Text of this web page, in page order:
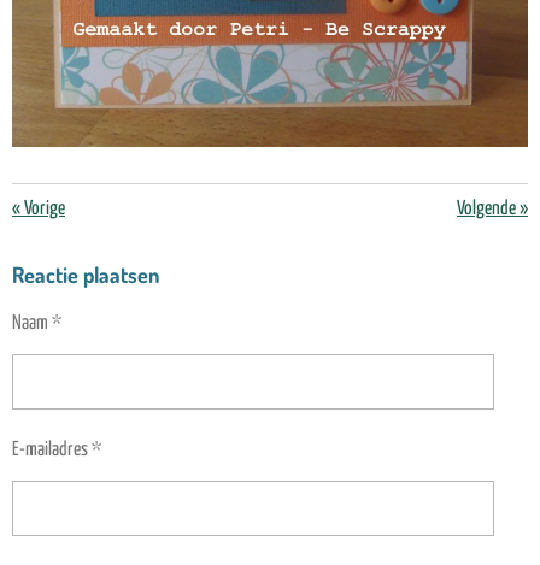
«Vorige Volgende»
Reactie plaatsen
Naam *
E-mailadres *